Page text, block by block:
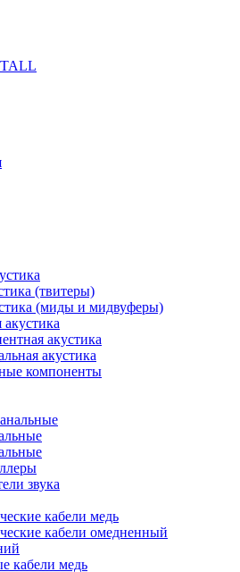
(твитеры)
(миды и мидвуферы)
акустика
акустика
акустика
компоненты
звука
кабели медь
кабели омедненный
кабели медь